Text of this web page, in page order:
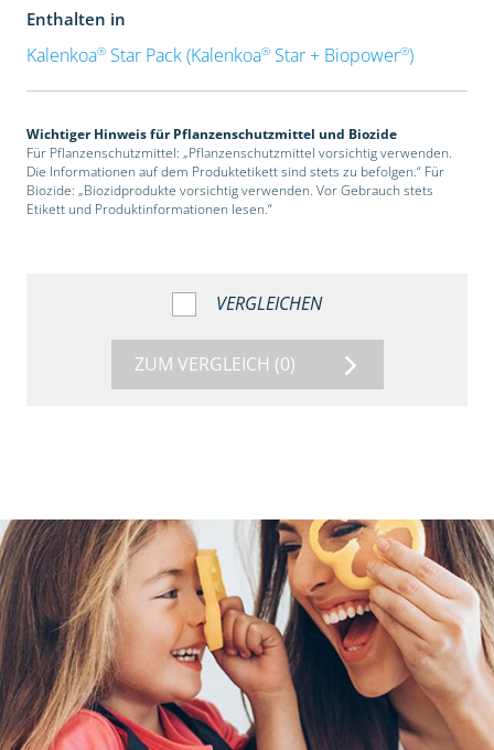
Enthalten in
Kalenkoa®Star Pack (Kalenkoa®Star + Biopower®)
Wichtiger Hinweis für Pflanzenschutzmittel und Biozide
Für Pflanzenschutzmittel: „Pflanzenschutzmittel vorsichtig verwenden.
Die Informationen auf dem Produktetikett sind stets zu befolgen.“ Für
Biozide: „Biozidprodukte vorsichtig verwenden. Vor Gebrauch stets
Etikett und Produktinformationen lesen.“
VERGLEICHEN
ZUM VERGLEICH (0)